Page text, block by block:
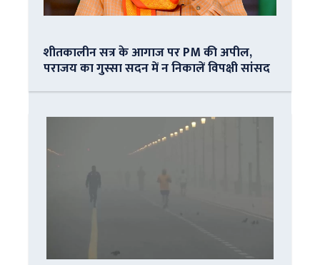
शीतकालीन सत्र के आगाज पर PM की अपील,
पराजय का गुस्सा सदन में न निकालें विपक्षी सांसद